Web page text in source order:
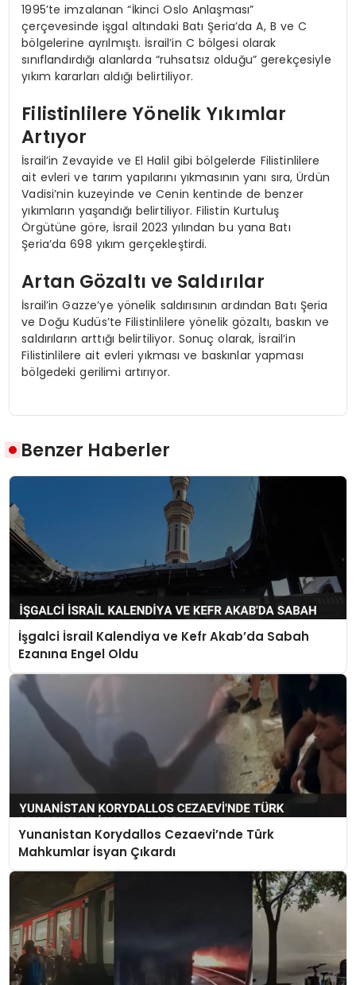
1995’te imzalanan “İkinci Oslo Anlaşması”
çerçevesinde işgal altındaki Batı Şeria’da A, B ve C
bölgelerine ayrılmıştı. İsrail’in C bölgesi olarak
sınıflandırdığı alanlarda “ruhsatsız olduğu” gerekçesiyle
yıkım kararları aldığı belirtiliyor.
Filistinlilere Yönelik Yıkımlar
Artıyor
İsrail’in Zevayide ve El Halil gibi bölgelerde Filistinlilere
ait evleri ve tarım yapılarını yıkmasının yanı sıra, Ürdün
Vadisi’nin kuzeyinde ve Cenin kentinde de benzer
yıkımların yaşandığı belirtiliyor. Filistin Kurtuluş
Örgütüne göre, İsrail 2023 yılından bu yana Batı
Şeria’da 698 yıkım gerçekleştirdi.
Artan Gözaltı ve Saldırılar
İsrail’in Gazze’ye yönelik saldırısının ardından Batı Şeria
ve Doğu Kudüs’te Filistinlilere yönelik gözaltı, baskın ve
saldırıların arttığı belirtiliyor. Sonuç olarak, İsrail’in
Filistinlilere ait evleri yıkması ve baskınlar yapması
bölgedeki gerilimi artırıyor.
Benzer Haberler
İşgalci İsrail Kalendiya ve Kefr Akab’da Sabah
Ezanına Engel Oldu
Yunanistan Korydallos Cezaevi’nde Türk
Mahkumlar İsyan Çıkardı